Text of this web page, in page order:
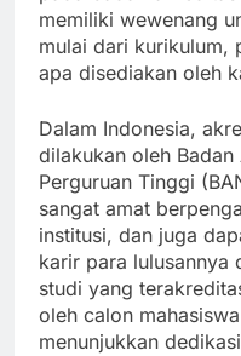
memiliki wewenang
mulai dari kurikulum,
apa disediakan oleh
Dalam Indonesia,
dilakukan oleh
Perguruan Tinggi
sangat amat
institusi, dan juga
karir para lulusannya
studi yang
oleh calon
menunjukkan